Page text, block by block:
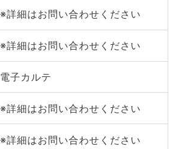
※詳細はお問い合わせください
※詳細はお問い合わせください
電子カルテ
※詳細はお問い合わせください
※詳細はお問い合わせください